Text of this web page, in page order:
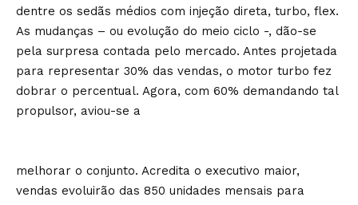
dentre os sedãs médios com injeção direta, turbo, flex.
As mudanças – ou evolução do meio ciclo -, dão-se
pela surpresa contada pelo mercado. Antes projetada
para representar 30% das vendas, o motor turbo fez
dobrar o percentual. Agora, com 60% demandando tal
propulsor, aviou-se a
melhorar o conjunto. Acredita o executivo maior,
vendas evoluirão das 850 unidades mensais para